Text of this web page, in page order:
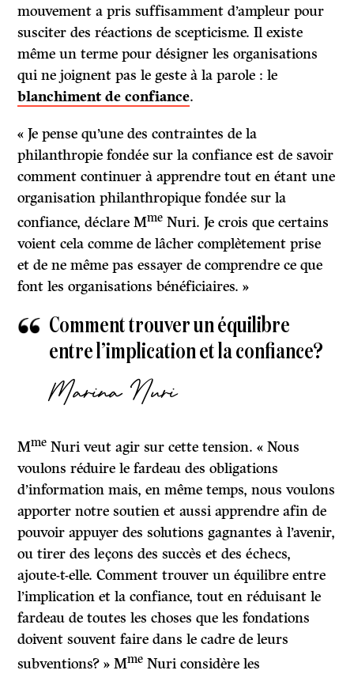
mouvement a pris suffisamment d’ampleur pour
susciter des réactions de scepticisme. Il existe
même un terme pour désigner les organisations
qui ne joignent pas le geste à la parole : le
blanchiment de confiance.
« Je pense qu’une des contraintes de la
philanthropie fondée sur la confiance est de savoir
comment continuer à apprendre tout en étant une
organisation philanthropique fondée sur la
confiance, déclare Mme Nuri. Je crois que certains
voient cela comme de lâcher complètement prise
et de ne même pas essayer de comprendre ce que
font les organisations bénéficiaires. »
Comment trouver un équilibre
entre l’implication et la confiance?
Marina Nuri
Mme Nuri veut agir sur cette tension. « Nous
voulons réduire le fardeau des obligations
d’information mais, en même temps, nous voulons
apporter notre soutien et aussi apprendre afin de
pouvoir appuyer des solutions gagnantes à l’avenir,
ou tirer des leçons des succès et des échecs,
ajoute-t-elle. Comment trouver un équilibre entre
l’implication et la confiance, tout en réduisant le
fardeau de toutes les choses que les fondations
doivent souvent faire dans le cadre de leurs
subventions? » Mme Nuri considère les